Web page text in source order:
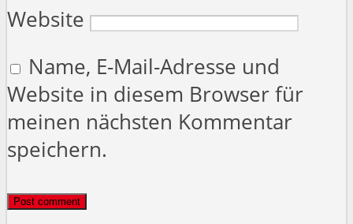
Website
Name, E-Mail-Adresse und
Website in diesem Browser für
meinen nächsten Kommentar
speichern.